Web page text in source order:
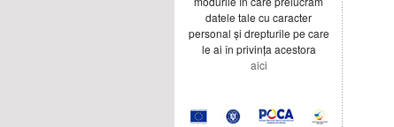
datele tale cu caracter
personal și drepturile pe care
le ai în privința acestora
aici